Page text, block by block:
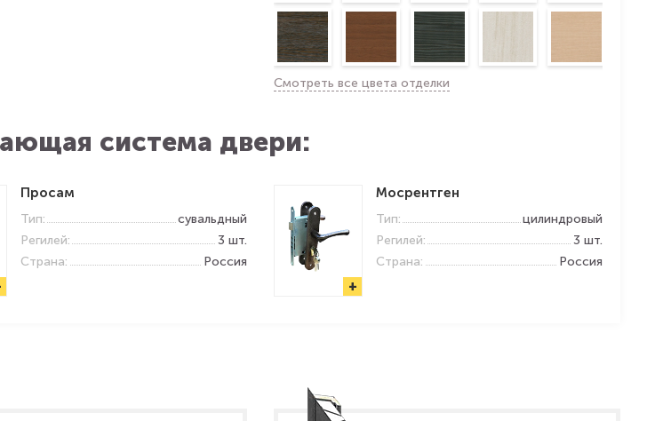
Смотреть все цвета отделки
система двери:
Просам
Тип:
сувальдный
Регилей:
3 шт.
Страна:
Россия
+
Мосрентген
Тип:
цилиндровый
Регилей:
3 шт.
Страна:
Россия